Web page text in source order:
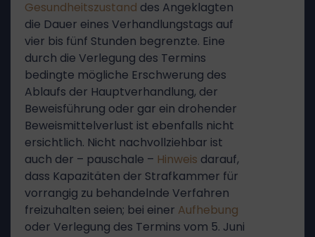
Gesundheitszustand des Angeklagten
die Dauer eines Verhandlungstags auf
vier bis fünf Stunden begrenzte. Eine
durch die Verlegung des Termins
bedingte mögliche Erschwerung des
Ablaufs der Hauptverhandlung, der
Beweisführung oder gar ein drohender
Beweismittelverlust ist ebenfalls nicht
ersichtlich. Nicht nachvollziehbar ist
auch der – pauschale – Hinweis darauf,
dass Kapazitäten der Strafkammer für
vorrangig zu behandelnde Verfahren
freizuhalten seien; bei einer Aufhebung
oder Verlegung des Termins vom 5. Juni